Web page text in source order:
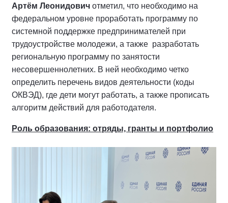
Артём Леонидович отметил, что необходимо на
федеральном уровне проработать программу по
системной поддержке предпринимателей при
трудоустройстве молодежи, а также разработать
региональную программу по занятости
несовершеннолетних. В ней необходимо четко
определить перечень видов деятельности (коды
ОКВЭД), где дети могут работать, а также прописать
алгоритм действий для работодателя.
Роль образования: отряды, гранты и портфолио